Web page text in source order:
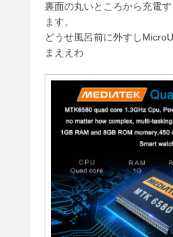
裏面の丸いところから充電
ます。
どうせ風呂前に外すし
まええわ